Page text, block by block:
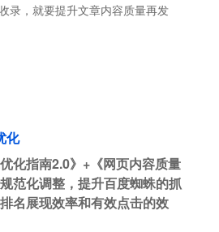
录，就要提升文章内容质量再发
化
化指南2.0》+《网页内容质量
范化调整，提升百度蜘蛛的抓
名展现效率和有效点击的效